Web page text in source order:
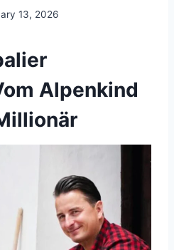
13, 2026
Alpenkind